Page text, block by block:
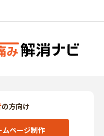
の方向け
ページ制作